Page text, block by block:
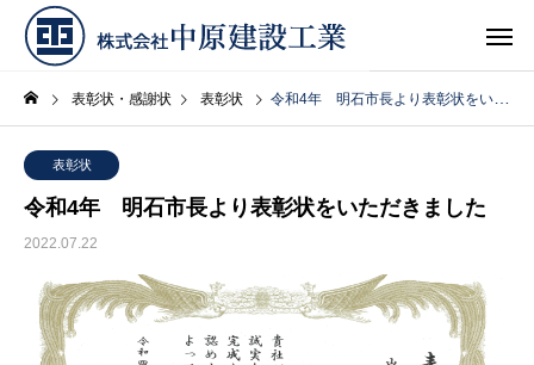
表彰状・感謝状 表彰状 令和4年 明石市長より表彰状をいただきました
表彰状
令和4年 明石市長より表彰状をいただきました
2022.07.22